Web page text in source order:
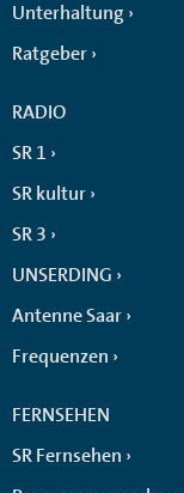
Unterhaltung
Ratgeber
RADIO
SR 1
SR kultur
SR 3
UNSERDING
Antenne Saar
Frequenzen
FERNSEHEN
SR Fernsehen